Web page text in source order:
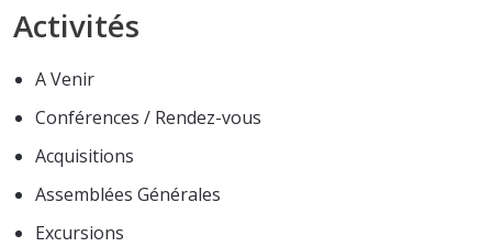
Activités
A Venir
Conférences / Rendez-vous
Acquisitions
Assemblées Générales
Excursions